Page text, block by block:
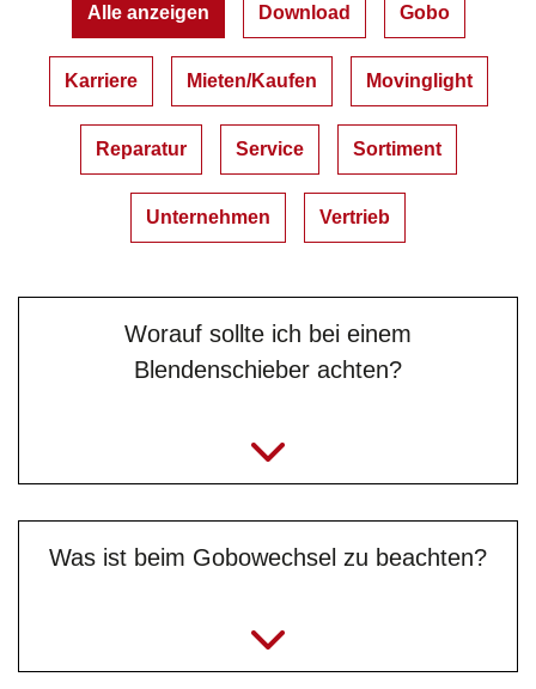
Alle anzeigen Download Gobo
Karriere Mieten/Kaufen Movinglight
Reparatur Service Sortiment
Unternehmen Vertrieb
Worauf sollte ich bei einem
Blendenschieber achten?
Was ist beim Gobowechsel zu beachten?